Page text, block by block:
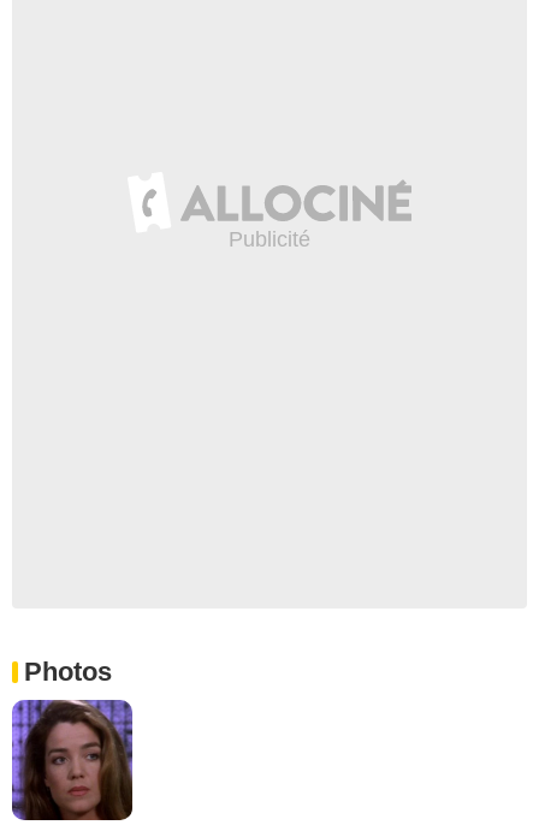
Photos